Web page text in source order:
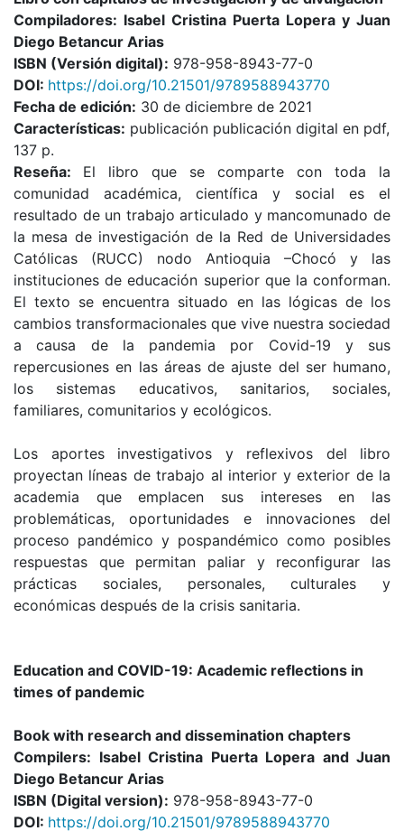
Compiladores: Isabel Cristina Puerta Lopera y Juan
Diego Betancur Arias
ISBN (Versión digital): 978-958-8943-77-0
DOI: https://doi.org/10.21501/9789588943770
Fecha de edición: 30 de diciembre de 2021
Características: publicación publicación digital en pdf,
137 p.
Reseña:
El libro que se comparte con toda la
comunidad académica, científica y social es el
resultado de un trabajo articulado y mancomunado de
la mesa de investigación de la Red de Universidades
Católicas (RUCC) nodo Antioquia –Chocó y las
instituciones de educación superior que la conforman.
El texto se encuentra situado en las lógicas de los
cambios transformacionales que vive nuestra sociedad
a causa de la pandemia por Covid-19 y sus
repercusiones en las áreas de ajuste del ser humano,
los sistemas educativos, sanitarios, sociales,
familiares, comunitarios y ecológicos.
Los aportes investigativos y reflexivos del libro
proyectan líneas de trabajo al interior y exterior de la
academia que emplacen sus intereses en las
problemáticas, oportunidades e innovaciones del
proceso pandémico y pospandémico como posibles
respuestas que permitan paliar y reconfigurar las
prácticas sociales, personales, culturales y
económicas después de la crisis sanitaria.
Education and COVID-19: Academic reflections in
times of pandemic
Book with research and dissemination chapters
Compilers: Isabel Cristina Puerta Lopera and Juan
Diego Betancur Arias
ISBN (Digital version): 978-958-8943-77-0
DOI: https://doi.org/10.21501/9789588943770